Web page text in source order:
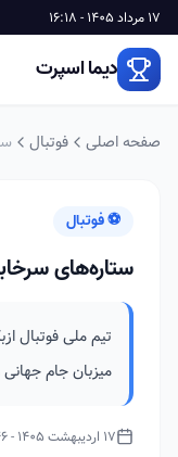
17 مرداد 1405 - 16:18
دیما اسپرت
صفحه اصلی فوتبال
⚽ فوتبال
ستاره‌های
تیم ملی فوتبال
میزبان جام
17 اردیبهشت 1405 - 20:46